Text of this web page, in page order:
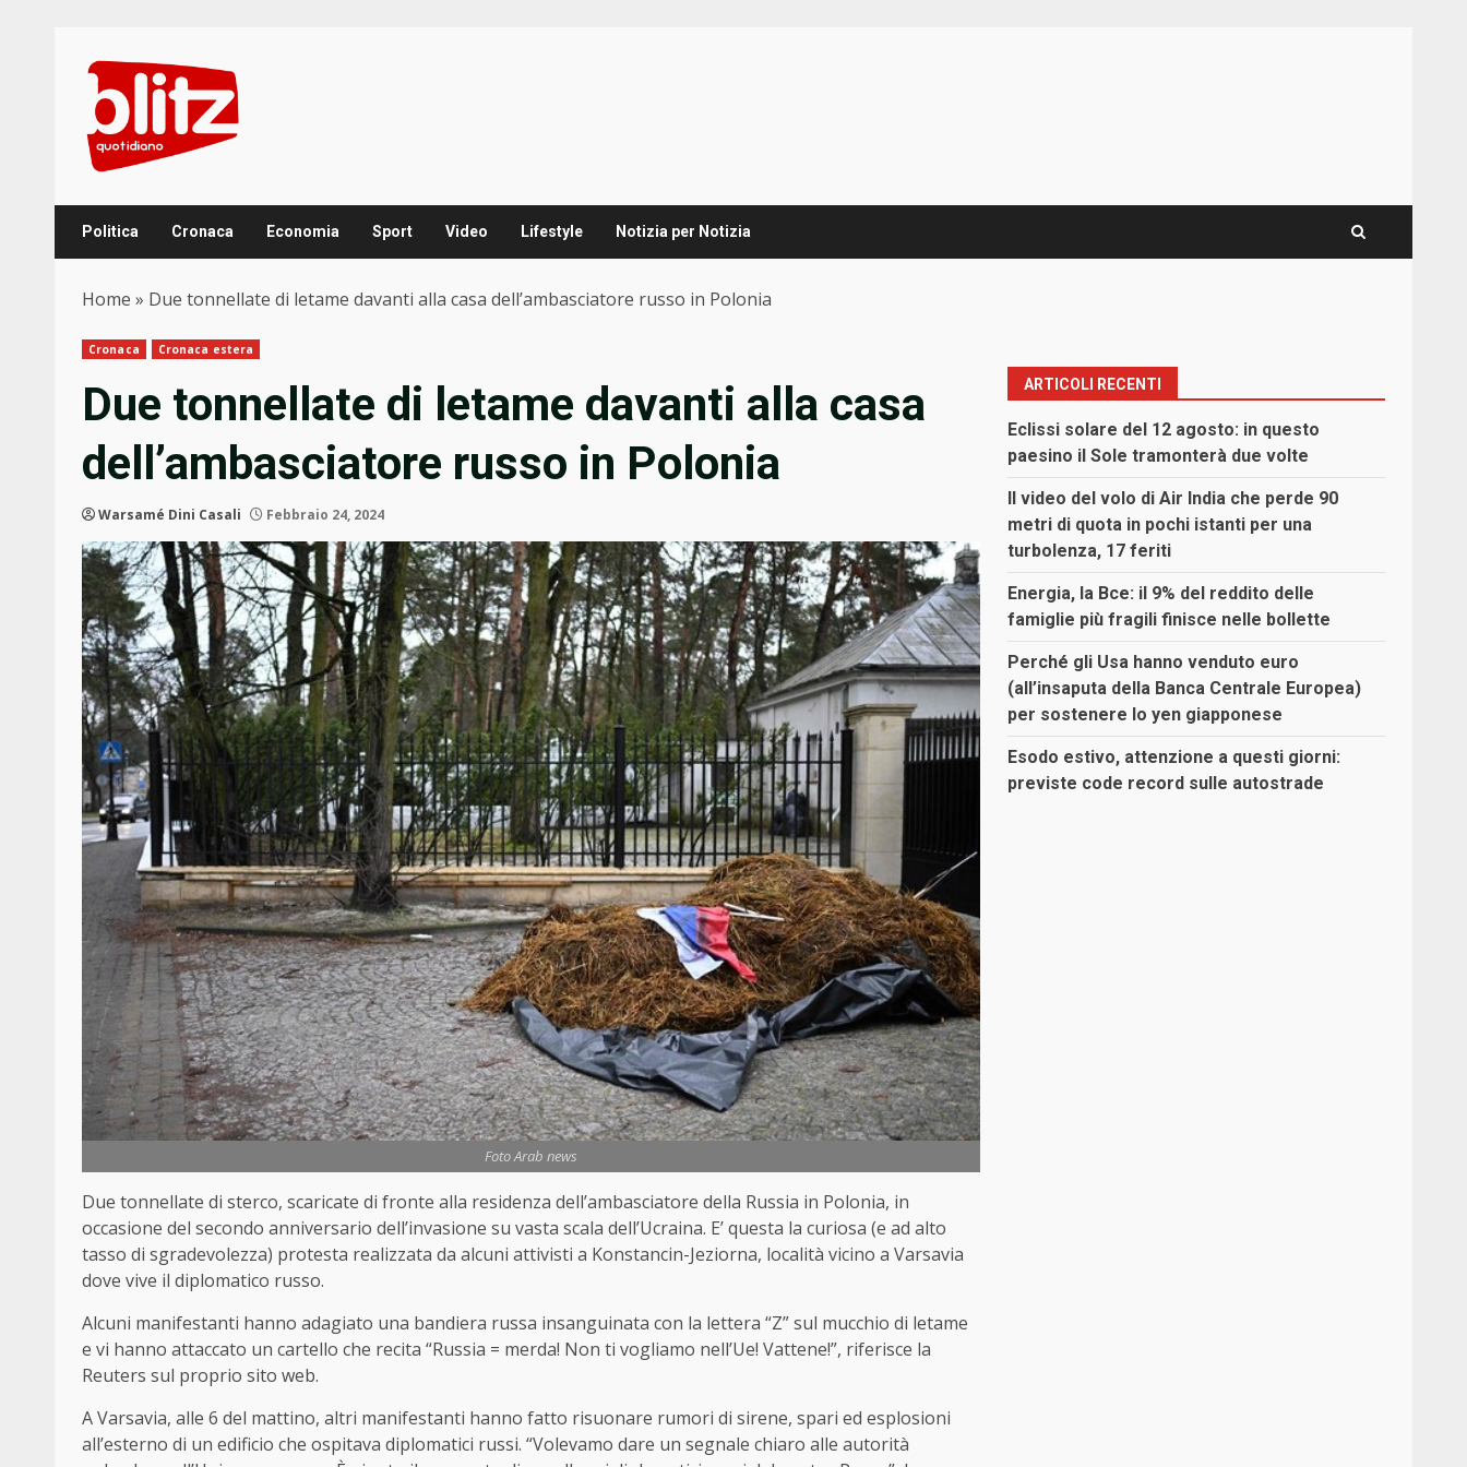
content
Politica Cronaca Economia Sport Video Lifestyle Notizia per Notizia
Home » Due tonnellate di letame davanti alla casa dell’ambasciatore russo in Polonia
Cronaca Cronaca estera
Due tonnellate di letame davanti alla casa
dell’ambasciatore russo in Polonia
Warsamé Dini Casali Febbraio 24, 2024
Foto Arab news
Due tonnellate di sterco, scaricate di fronte alla residenza dell’ambasciatore della Russia in Polonia, in
occasione del secondo anniversario dell’invasione su vasta scala dell’Ucraina. E’ questa la curiosa (e ad alto
tasso di sgradevolezza) protesta realizzata da alcuni attivisti a Konstancin-Jeziorna, località vicino a Varsavia
dove vive il diplomatico russo.
Alcuni manifestanti hanno adagiato una bandiera russa insanguinata con la lettera “Z” sul mucchio di letame
e vi hanno attaccato un cartello che recita “Russia = merda! Non ti vogliamo nell’Ue! Vattene!”, riferisce la
Reuters sul proprio sito web.
A Varsavia, alle 6 del mattino, altri manifestanti hanno fatto risuonare rumori di sirene, spari ed esplosioni
all’esterno di un edificio che ospitava diplomatici russi. “Volevamo dare un segnale chiaro alle autorità
ARTICOLI RECENTI
Eclissi solare del 12 agosto: in questo
paesino il Sole tramonterà due volte
Il video del volo di Air India che perde 90
metri di quota in pochi istanti per una
turbolenza, 17 feriti
Energia, la Bce: il 9% del reddito delle
famiglie più fragili finisce nelle bollette
Perché gli Usa hanno venduto euro
(all’insaputa della Banca Centrale Europea)
per sostenere lo yen giapponese
Esodo estivo, attenzione a questi giorni:
previste code record sulle autostrade